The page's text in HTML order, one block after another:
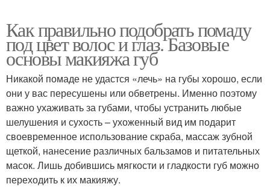
Как правильно подобрать помаду
под цвет волос и глаз. Базовые
основы макияжа губ
Никакой помаде не удастся «лечь» на губы хорошо, если
они у вас пересушены или обветрены. Именно поэтому
важно ухаживать за губами, чтобы устранить любые
шелушения и сухость – ухоженный вид им подарит
своевременное использование скраба, массаж зубной
щеткой, нанесение различных бальзамов и питательных
масок. Лишь добившись мягкости и гладкости губ можно
переходить к их макияжу.